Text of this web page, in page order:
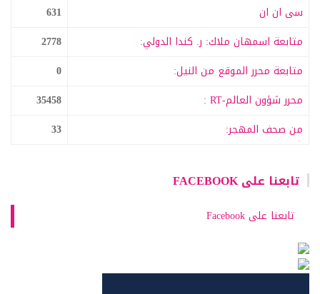
سى ان ان
631
متابعة اسمهان ملاك: ر. كندا الدولي:
2778
متابعة محرر الموقع من النيل:
0
محرر شؤون العالم-RT :
35458
من صحف المهجر:
33
تابعنا على FACEBOOK
تابعنا على Facebook